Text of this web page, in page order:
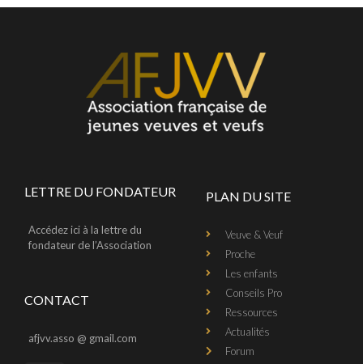
LETTRE DU FONDATEUR
Accédez ici à la lettre du
fondateur de l’Association
CONTACT
afjvv.asso @ gmail.com
PLAN DU SITE
Veuve & Veuf
Proche
Les enfants
Conseils Pro
Ressources
Actualités
Forum